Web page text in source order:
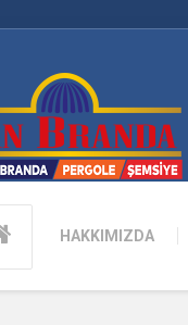
HAKKIMIZDA